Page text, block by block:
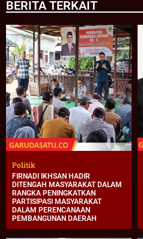
BERITA TERKAIT
Politik
FIRNADI IKHSAN HADIR
DITENGAH MASYARAKAT DALAM
RANGKA PENINGKATKAN
PARTISIPASI MASYARAKAT
DALAM PERENCANAAN
PEMBANGUNAN DAERAH